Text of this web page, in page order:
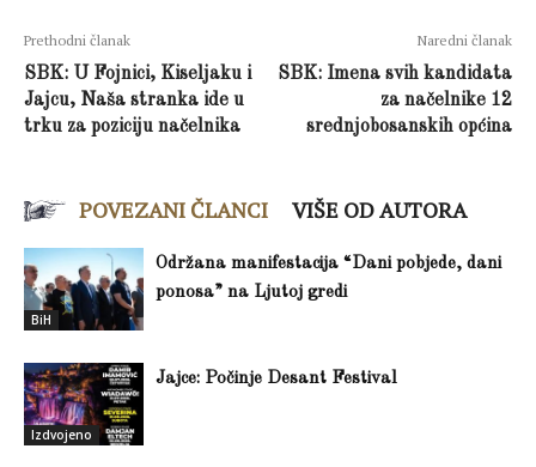
Prethodni članak
SBK: U Fojnici, Kiseljaku i
Jajcu, Naša stranka ide u
trku za poziciju načelnika
Naredni članak
SBK: Imena svih kandidata
za načelnike 12
srednjobosanskih općina
POVEZANI ČLANCI VIŠE OD AUTORA
BiH
Održana manifestacija “Dani pobjede, dani
ponosa” na Ljutoj gredi
Izdvojeno
Jajce: Počinje Desant Festival